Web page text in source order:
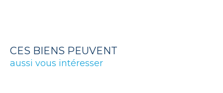
CES BIENS PEUVENT
aussi vous intéresser